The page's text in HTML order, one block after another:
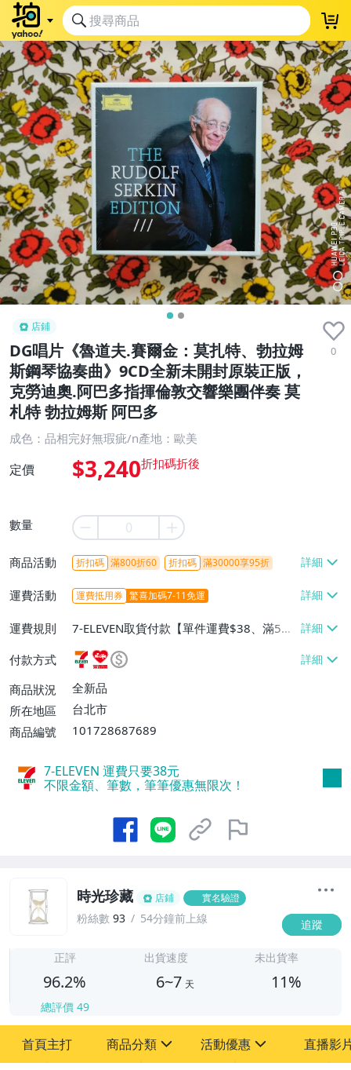
店鋪
DG唱片《魯道夫.賽爾金：莫扎特、勃拉姆
斯鋼琴協奏曲》9CD全新未開封原裝正版，
克勞迪奧.阿巴多指揮倫敦交響樂團伴奏 莫
札特 勃拉姆斯 阿巴多
0
成色：品相完好無瑕疵/n產地：歐美
定價 $3,240
數量
商品活動 折扣碼 滿800折60 折扣碼 滿30000享95折
運費活動 運費抵用券 驚喜加碼7-11免運
運費規則
7-ELEVEN取貨付款【單件運費$38、滿5件
或消費滿$1298免運費】、7-ELEVEN取貨
不付款【免運費】、萊爾富取貨付款【單件
運費$60、滿5件或消費滿$1298免運
費】、宅配/貨運【單件運費$120、滿5件
付款方式
商品狀況
全新品
所在地區
台北市
商品編號
101728687689
7-ELEVEN 運費只要38元
不限金額、筆數，筆筆優惠無限次！
時光珍藏 店鋪 實名驗證
粉絲數 93 54分鐘前上線 追蹤
正評
96.2%
總評價 49
出貨速度
6~7 天
未出貨率
11%
首頁主打 商品分類 活動優惠 直播影